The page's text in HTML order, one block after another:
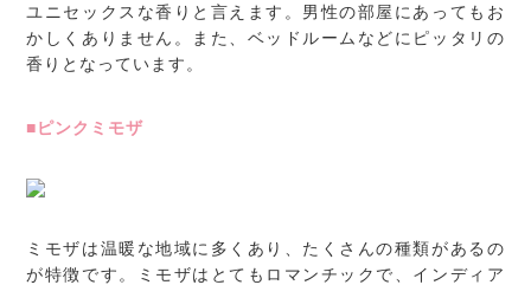
ユニセックスな香りと言えます。男性の部屋にあってもお
かしくありません。また、ベッドルームなどにピッタリの
香りとなっています。
■ピンクミモザ
ミモザは温暖な地域に多くあり、たくさんの種類があるの
が特徴です。ミモザはとてもロマンチックで、インディア